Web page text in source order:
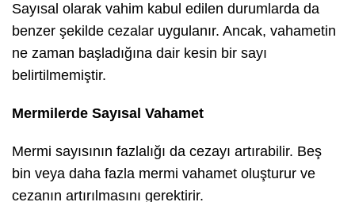
Sayısal olarak vahim kabul edilen durumlarda da
benzer şekilde cezalar uygulanır. Ancak, vahametin
ne zaman başladığına dair kesin bir sayı
belirtilmemiştir.
Mermilerde Sayısal Vahamet
Mermi sayısının fazlalığı da cezayı artırabilir. Beş
bin veya daha fazla mermi vahamet oluşturur ve
cezanın artırılmasını gerektirir.